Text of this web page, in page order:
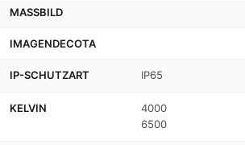
MASSBILD
IMAGENDECOTA
IP-SCHUTZART IP65
KELVIN
4000
6500